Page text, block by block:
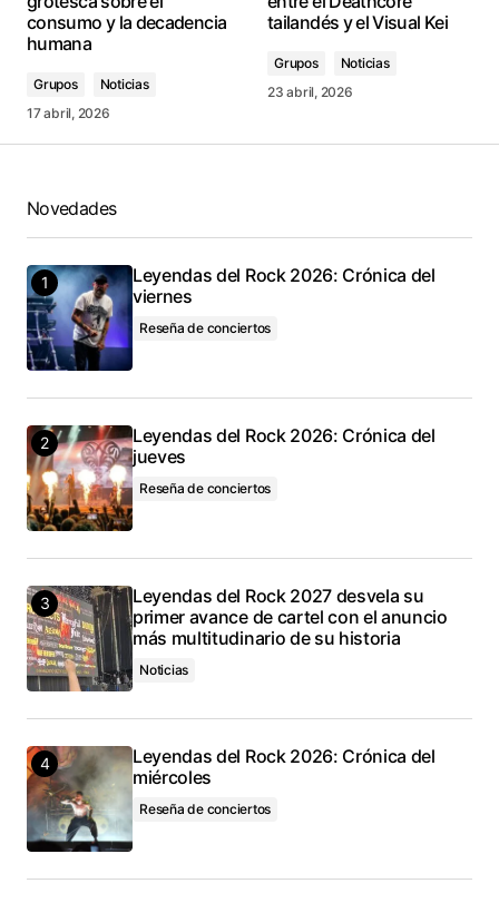
consumo y la decadencia
humana
Grupos
Noticias
17 abril, 2026
tailandés y el Visual Kei
Grupos
Noticias
23 abril, 2026
Novedades
Leyendas del Rock 2026: Crónica del
viernes
Reseña de conciertos
Leyendas del Rock 2026: Crónica del
jueves
Reseña de conciertos
Leyendas del Rock 2027 desvela su
primer avance de cartel con el anuncio
más multitudinario de su historia
Noticias
Leyendas del Rock 2026: Crónica del
miércoles
Reseña de conciertos